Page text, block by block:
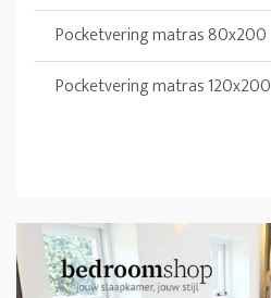
Pocketvering matras 80x200
Pocketvering matras 120x200